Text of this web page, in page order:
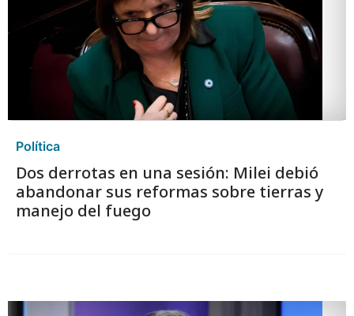
Política
Dos derrotas en una sesión: Milei debió
abandonar sus reformas sobre tierras y
manejo del fuego